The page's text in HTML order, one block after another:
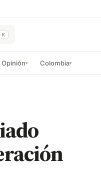
K
Opinión▾ Colombia▾